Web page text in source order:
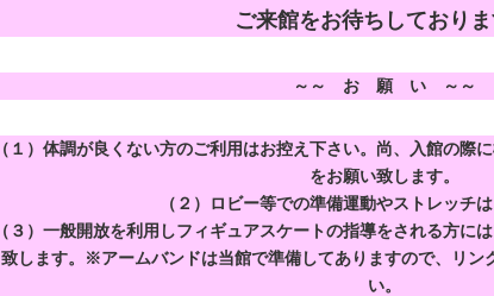
ご来館をお待ちしておりま
～～ お 願 い ～～
（１） 体調が良くない方のご利用はお控え下さい。尚、入館の際
をお願い致します。
（２）
ロビー等での準備運動やストレッチは
（３）一般開放を利用しフィギュアスケートの指導をされる方に
致します。※アームバンドは当館で準備してありますので、リン
い。